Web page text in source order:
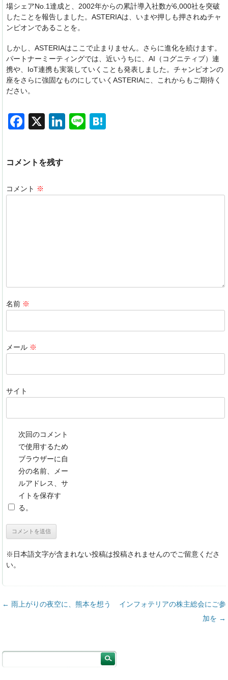
場シェアNo.1達成と、2002年からの累計導入社数が6,000社を突破
したことを報告しました。ASTERIAは、いまや押しも押されぬチャ
ンピオンであることを。
しかし、ASTERIAはここで止まりません。さらに進化を続けます。
パートナーミーティングでは、近いうちに、AI（コグニティブ）連
携や、IoT連携も実装していくことも発表しました。チャンピオンの
座をさらに強固なものにしていくASTERIAに、これからもご期待く
ださい。
F
e
b
X
Li
Li
コメントを残す
コメント ※
名前 ※
メール ※
サイト
次回のコメント
で使用するため
ブラウザーに自
分の名前、メー
ルアドレス、サ
イトを保存す
る。
※日本語文字が含まれない投稿は投稿されませんのでご留意くださ
い。
投稿ナビゲーション
← 雨上がりの夜空に、熊本を想う
インフォテリアの株主総会にご参
加を →